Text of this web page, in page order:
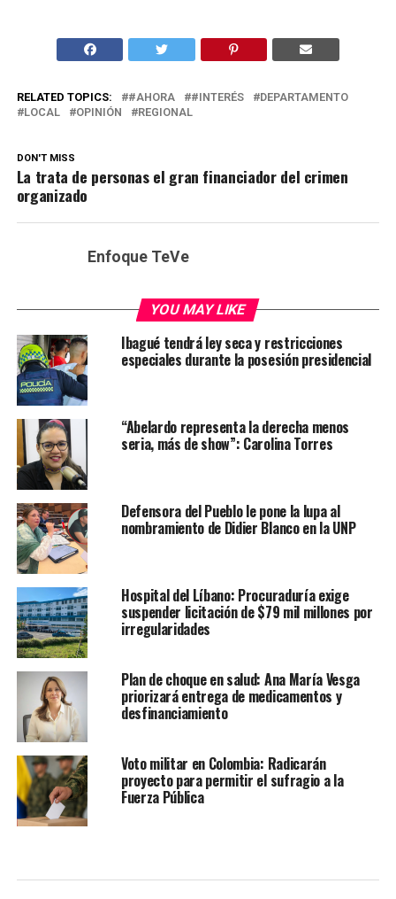
RELATED TOPICS: #AHORA #INTERÉS
DEPARTAMENTO
LOCAL
OPINIÓN REGIONAL
DON'T MISS
La trata de personas el gran financiador del crimen
organizado
Enfoque TeVe
YOU MAY LIKE
Ibagué tendrá ley seca y restricciones
especiales durante la posesión presidencial
“Abelardo representa la derecha menos
seria, más de show”: Carolina Torres
Defensora del Pueblo le pone la lupa al
nombramiento de Didier Blanco en la UNP
Hospital del Líbano: Procuraduría exige
suspender licitación de $79 mil millones por
irregularidades
Plan de choque en salud: Ana María Vesga
priorizará entrega de medicamentos y
desfinanciamiento
Voto militar en Colombia: Radicarán
proyecto para permitir el sufragio a la
Fuerza Pública